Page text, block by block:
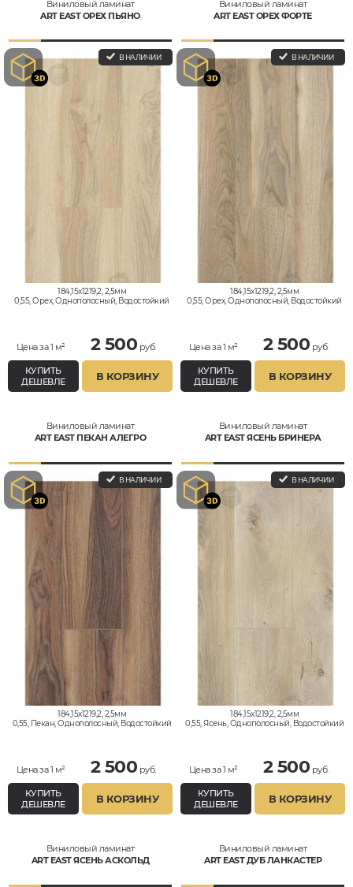
Виниловый ламинат
ART EAST ОРЕХ ПЬЯНО
В НАЛИЧИИ
184,15x1219,2, 2,5мм
0,55, Орех, Однополосный, Водостойкий
Цена за 1 м² 2 500 руб.
КУПИТЬ
ДЕШЕВЛЕ
В КОРЗИНУ
Виниловый ламинат
ART EAST ОРЕХ ФОРТЕ
В НАЛИЧИИ
184,15x1219,2, 2,5мм
0,55, Орех, Однополосный, Водостойкий
Цена за 1 м² 2 500 руб.
КУПИТЬ
ДЕШЕВЛЕ
В КОРЗИНУ
Виниловый ламинат
ART EAST ПЕКАН АЛЕГРО
В НАЛИЧИИ
184,15x1219,2, 2,5мм
0,55, Пекан, Однополосный, Водостойкий
Цена за 1 м² 2 500 руб.
КУПИТЬ
ДЕШЕВЛЕ
В КОРЗИНУ
Виниловый ламинат
ART EAST ЯСЕНЬ БРИНЕРА
В НАЛИЧИИ
184,15x1219,2, 2,5мм
0,55, Ясень, Однополосный, Водостойкий
Цена за 1 м² 2 500 руб.
КУПИТЬ
ДЕШЕВЛЕ
В КОРЗИНУ
Виниловый ламинат
ART EAST ЯСЕНЬ АСКОЛЬД
Виниловый ламинат
ART EAST ДУБ ЛАНКАСТЕР